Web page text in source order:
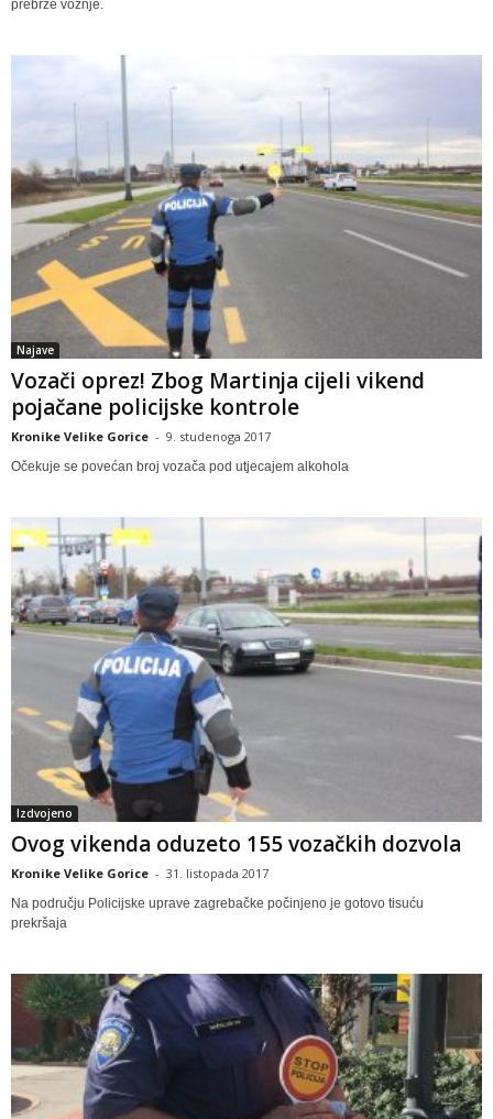
prebrze vožnje.
Najave
Vozači oprez! Zbog Martinja cijeli vikend
pojačane policijske kontrole
Kronike Velike Gorice - 9. studenoga 2017
Očekuje se povećan broj vozača pod utjecajem alkohola
Izdvojeno
Ovog vikenda oduzeto 155 vozačkih dozvola
Kronike Velike Gorice - 31. listopada 2017
Na području Policijske uprave zagrebačke počinjeno je gotovo tisuću
prekršaja